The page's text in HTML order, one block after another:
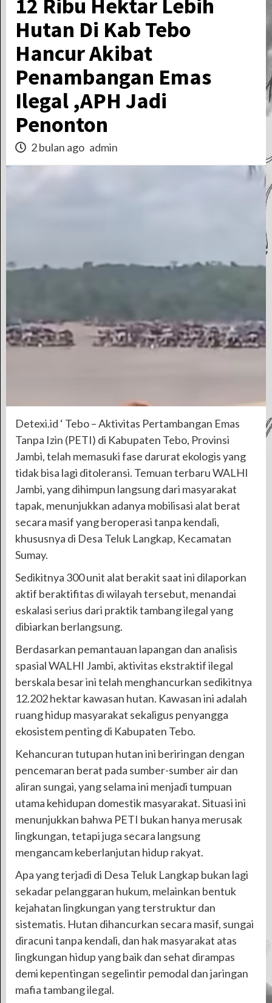
12 Ribu Hektar Lebih
Hutan Di Kab Tebo
Hancur Akibat
Penambangan Emas
Ilegal ,APH Jadi
Penonton
2 bulan ago admin
Detexi.id ‘ Tebo – Aktivitas Pertambangan Emas
Tanpa Izin (PETI) di Kabupaten Tebo, Provinsi
Jambi, telah memasuki fase darurat ekologis yang
tidak bisa lagi ditoleransi. Temuan terbaru WALHI
Jambi, yang dihimpun langsung dari masyarakat
tapak, menunjukkan adanya mobilisasi alat berat
secara masif yang beroperasi tanpa kendali,
khususnya di Desa Teluk Langkap, Kecamatan
Sumay.
Sedikitnya 300 unit alat berakit saat ini dilaporkan
aktif beraktifitas di wilayah tersebut, menandai
eskalasi serius dari praktik tambang ilegal yang
dibiarkan berlangsung.
Berdasarkan pemantauan lapangan dan analisis
spasial WALHI Jambi, aktivitas ekstraktif ilegal
berskala besar ini telah menghancurkan sedikitnya
12.202 hektar kawasan hutan. Kawasan ini adalah
ruang hidup masyarakat sekaligus penyangga
ekosistem penting di Kabupaten Tebo.
Kehancuran tutupan hutan ini beriringan dengan
pencemaran berat pada sumber-sumber air dan
aliran sungai, yang selama ini menjadi tumpuan
utama kehidupan domestik masyarakat. Situasi ini
menunjukkan bahwa PETI bukan hanya merusak
lingkungan, tetapi juga secara langsung
mengancam keberlanjutan hidup rakyat.
Apa yang terjadi di Desa Teluk Langkap bukan lagi
sekadar pelanggaran hukum, melainkan bentuk
kejahatan lingkungan yang terstruktur dan
sistematis. Hutan dihancurkan secara masif, sungai
diracuni tanpa kendali, dan hak masyarakat atas
lingkungan hidup yang baik dan sehat dirampas
demi kepentingan segelintir pemodal dan jaringan
mafia tambang ilegal.